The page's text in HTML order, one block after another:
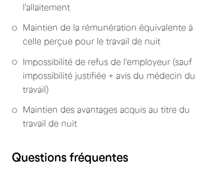
l'allaitement
Maintien de la rémunération équivalente à
celle perçue pour le travail de nuit
Impossibilité de refus de l'employeur (sauf
impossibilité justifiée + avis du médecin du
travail)
Maintien des avantages acquis au titre du
travail de nuit
Questions fréquentes